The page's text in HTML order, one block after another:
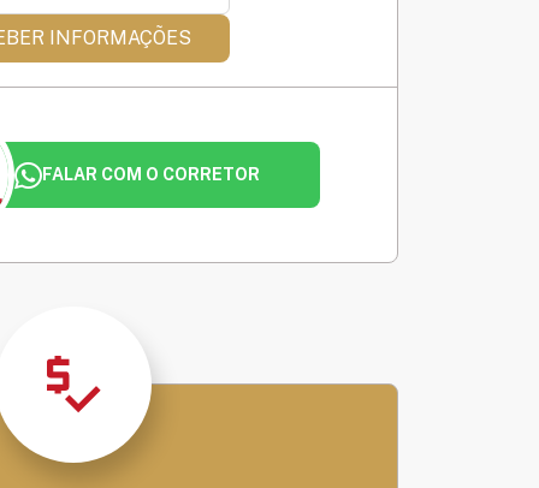
INFORMAÇÕES
FALAR COM O CORRETOR